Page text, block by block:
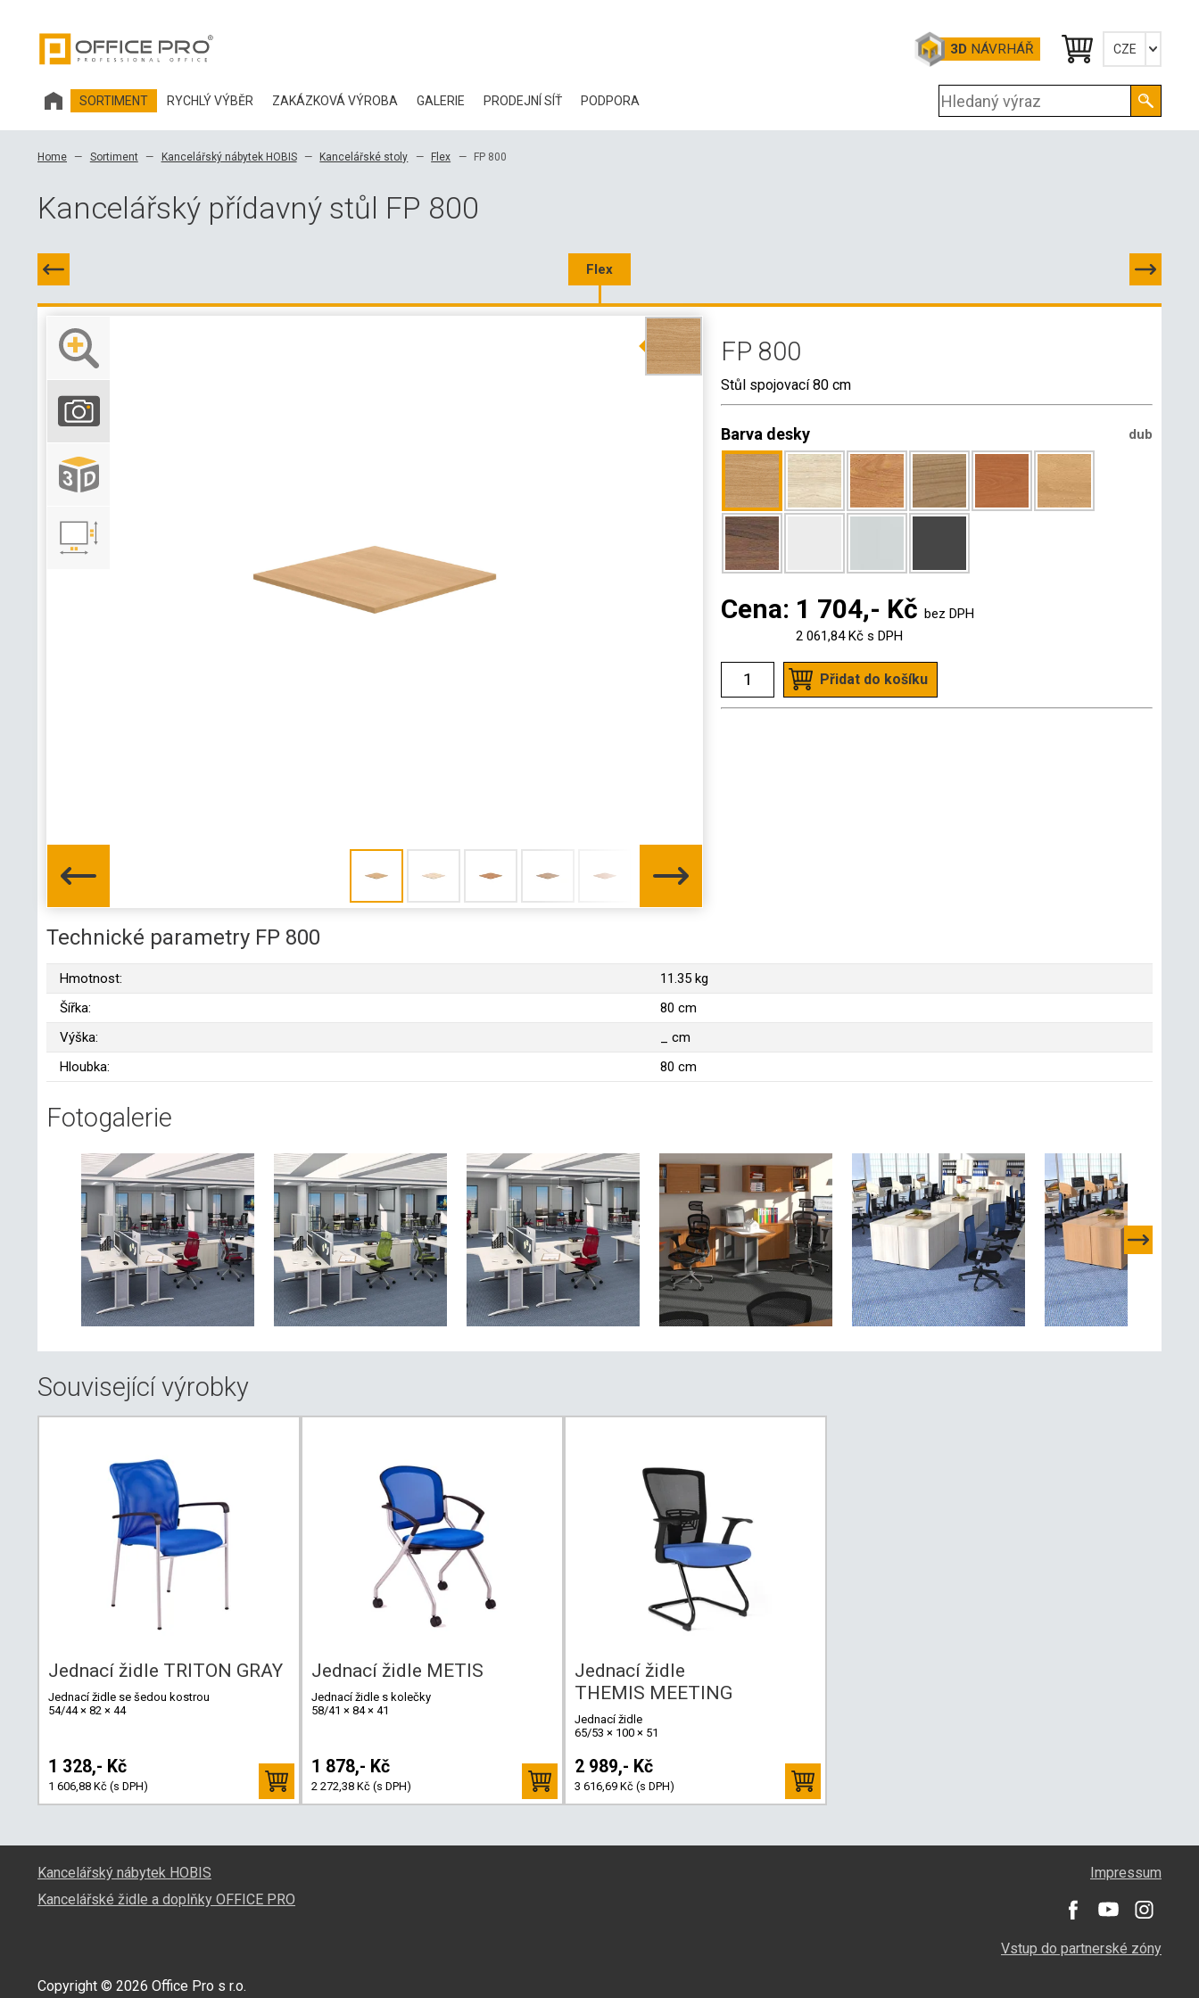
3D NÁVRHÁŘ CZE
English
SORTIMENT RYCHLÝ VÝBĚR ZAKÁZKOVÁ VÝROBA GALERIE PRODEJNÍ SÍŤ PODPORA
BLOG
3D DATA
VELKOOBCHODNÍ KONTAKTY
Home Sortiment Kancelářský nábytek HOBIS Kancelářské stoly Flex FP 800
Kancelářský přídavný stůl FP 800
Flex
FP 800
Stůl spojovací 80 cm
Barva desky dub
Cena: 1 704,- Kč bez DPH
2 061,84 Kč s DPH
Přidat do košíku
Technické parametry FP 800
Hmotnost:
11.35 kg
Šířka:
80 cm
Výška:
_ cm
Hloubka:
80 cm
Fotogalerie
Související výrobky
Jednací židle TRITON GRAY
Jednací židle se šedou kostrou
54/44 × 82 × 44
1 328,- Kč
1 606,88 Kč (s DPH)
Jednací židle METIS
Jednací židle s kolečky
58/41 × 84 × 41
1 878,- Kč
2 272,38 Kč (s DPH)
Jednací židle
THEMIS MEETING
Jednací židle
65/53 × 100 × 51
2 989,- Kč
3 616,69 Kč (s DPH)
Kancelářský nábytek HOBIS
Kancelářské židle a doplňky OFFICE PRO
Impressum
Vstup do partnerské zóny
Copyright © 2026 Office Pro s r.o.